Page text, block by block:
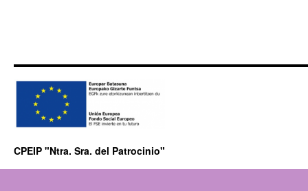
CPEIP "Ntra. Sra. del Patrocinio"